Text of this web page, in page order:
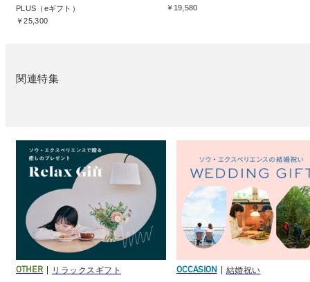
PLUS（eギフト）
￥25,300
￥19,580
関連特集
OTHER リラックスギフト OCCASION 結婚祝い